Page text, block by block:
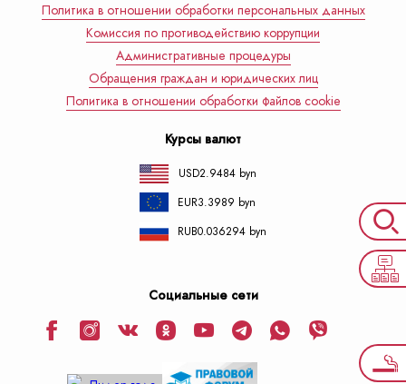
Политика в отношении обработки персональных данных
Комиссия по противодействию коррупции
Административные процедуры
Обращения граждан и юридических лиц
Политика в отношении обработки файлов cookie
Курсы валют
USD2.9484 byn
EUR3.3989 byn
RUB0.036294 byn
Социальные сети